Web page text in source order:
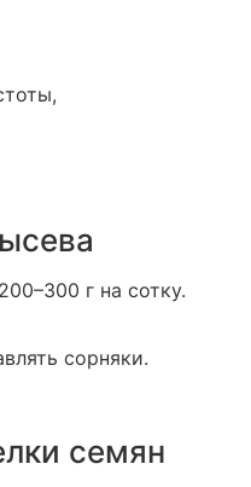
г на сотку.
сорняки.
семян